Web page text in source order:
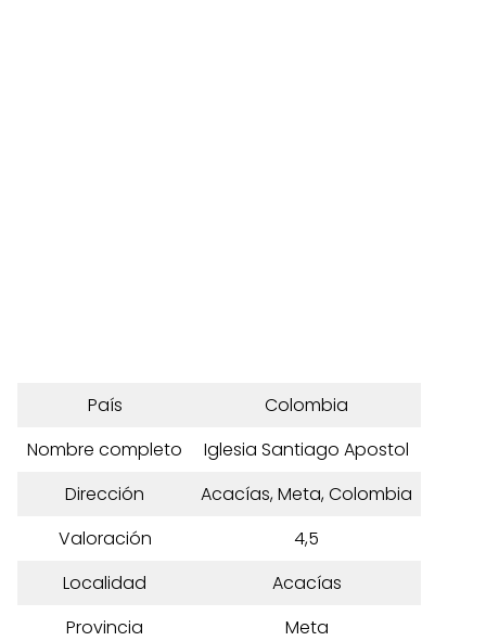
País
Colombia
Nombre completo
Iglesia Santiago Apostol
Dirección
Acacías, Meta, Colombia
Valoración
4,5
Localidad
Acacías
Provincia
Meta